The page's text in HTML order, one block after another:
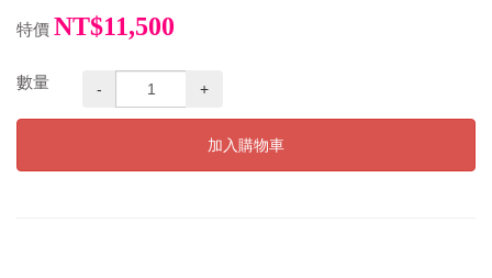
特價 NT$11,500
數量 - +
加入購物車